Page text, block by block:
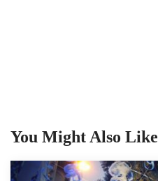
You Might Also Like